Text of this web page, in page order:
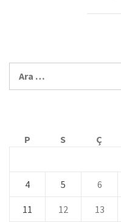
P
S Ç
4 5 6
11 12 13